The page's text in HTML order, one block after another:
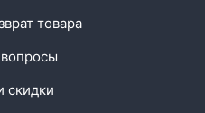
товара
скидки